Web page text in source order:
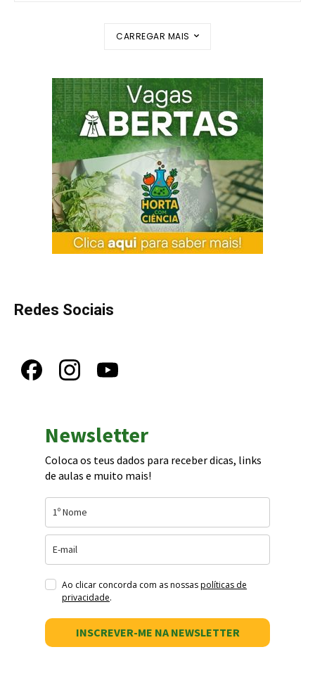
CARREGAR MAIS
Redes Sociais
Newsletter
Coloca os teus dados para receber dicas, links
de aulas e muito mais!
Ao clicar concorda com as nossaspolíticas de
privacidade.
INSCREVER-ME NA NEWSLETTER